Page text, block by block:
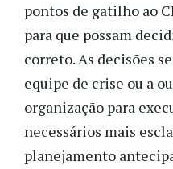
pontos de gatilho ao
para que possam
correto. As decisões
equipe de crise ou a
organização para
necessários mais
planejamento